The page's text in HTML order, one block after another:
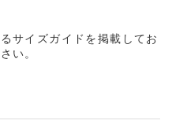
サイズガイドを掲載してお
さい。